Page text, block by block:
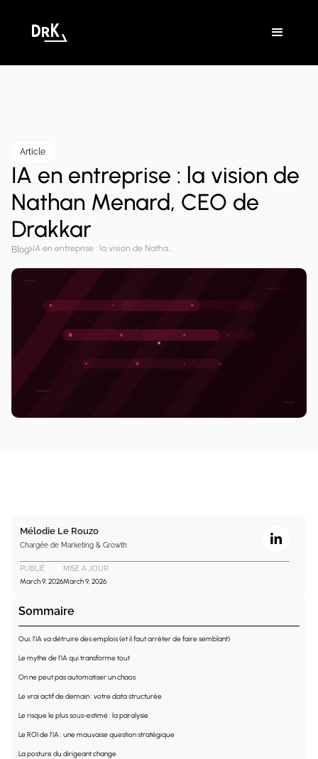
Article
IA en entreprise : la vision de
Nathan Menard, CEO de
Drakkar
Blog IA en entreprise : la vision de Nathan Menard, CEO de Drakkar
Mélodie Le Rouzo
Chargée de Marketing & Growth
PUBLIÉ
March 9, 2026
MISE A JOUR
March 9, 2026
Sommaire
Oui, l’IA va détruire des emplois (et il faut arrêter de faire semblant)
Le mythe de l’IA qui transforme tout
On ne peut pas automatiser un chaos
Le vrai actif de demain : votre data structurée
Le risque le plus sous-estimé : la paralysie
Le ROI de l’IA : une mauvaise question stratégique
La posture du dirigeant change